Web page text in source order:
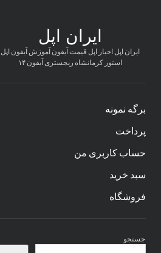
ایران اپل
ایران اپل اخبار اپل قیمت آیفون آموزش آیفون اپل
استور کرمانشاه ریجستری آیفون ۱۴
برگه نمونه
پرداخت
حساب کاربری من
سبد خرید
فروشگاه
جستجو